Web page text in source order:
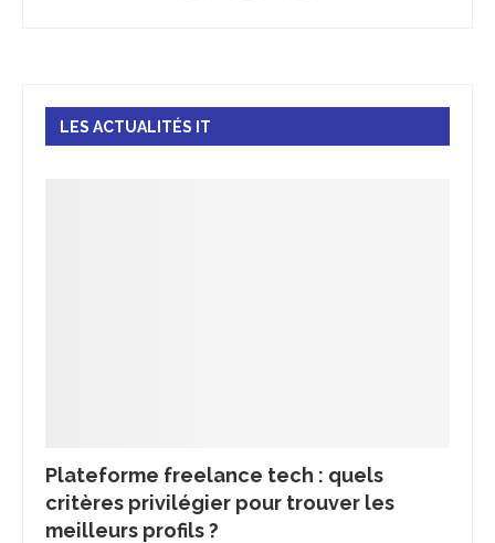
LES ACTUALITÉS IT
Plateforme freelance tech : quels
critères privilégier pour trouver les
meilleurs profils ?